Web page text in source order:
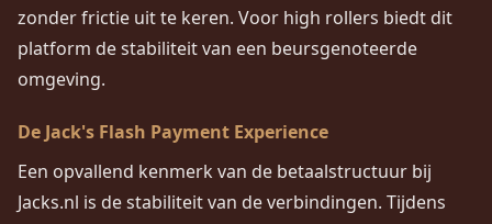
zonder frictie uit te keren. Voor high rollers biedt dit
platform de stabiliteit van een beursgenoteerde
omgeving.
De Jack's Flash Payment Experience
Een opvallend kenmerk van de betaalstructuur bij
Jacks.nl is de stabiliteit van de verbindingen. Tijdens